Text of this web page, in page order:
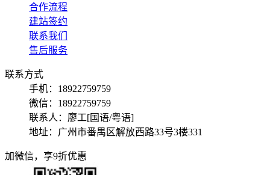
合作流程
建站签约
联系我们
售后服务
联系方式
手机：18922759759
微信：18922759759
联系人：廖工[国语/粤语]
地址：广州市番禺区解放西路33号3楼331
加微信，享9折优惠